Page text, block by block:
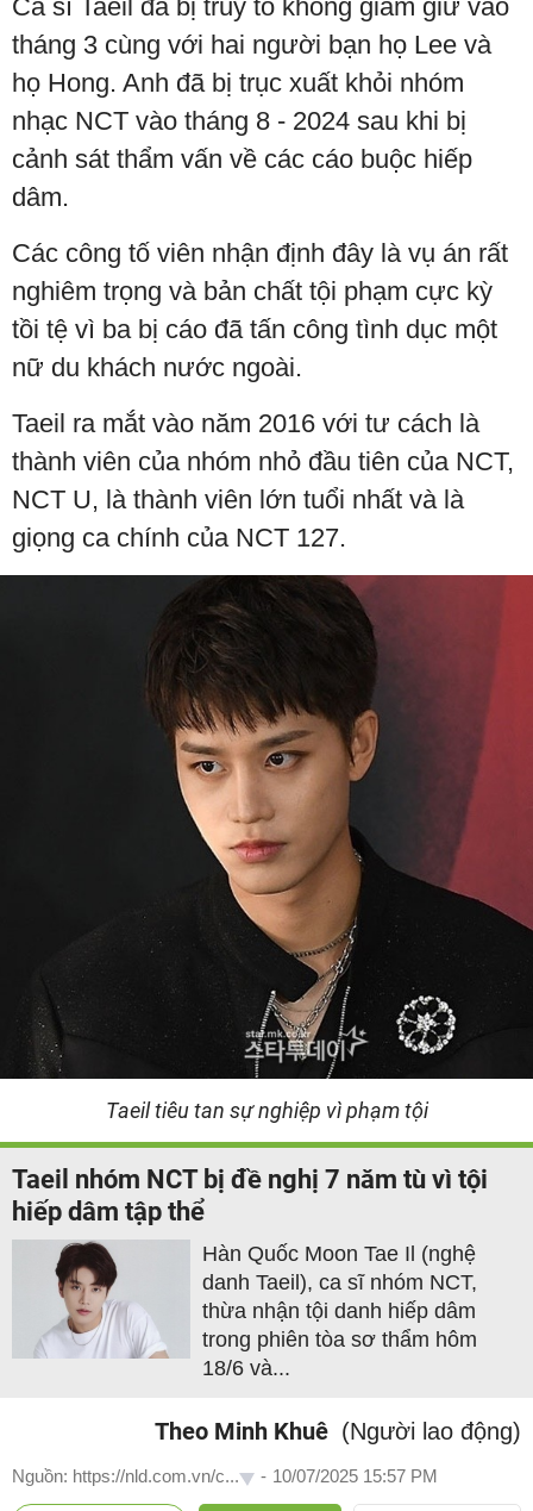
Ca sĩ Taeil đã bị truy tố không giam giữ vào
tháng 3 cùng với hai người bạn họ Lee và
họ Hong. Anh đã bị trục xuất khỏi nhóm
nhạc NCT vào tháng 8 - 2024 sau khi bị
cảnh sát thẩm vấn về các cáo buộc hiếp
dâm.
Các công tố viên nhận định đây là vụ án rất
nghiêm trọng và bản chất tội phạm cực kỳ
tồi tệ vì ba bị cáo đã tấn công tình dục một
nữ du khách nước ngoài.
Taeil ra mắt vào năm 2016 với tư cách là
thành viên của nhóm nhỏ đầu tiên của NCT,
NCT U, là thành viên lớn tuổi nhất và là
giọng ca chính của NCT 127.
Taeil tiêu tan sự nghiệp vì phạm tội
Taeil nhóm NCT bị đề nghị 7 năm tù vì tội
hiếp dâm tập thể
Hàn Quốc Moon Tae Il (nghệ
danh Taeil), ca sĩ nhóm NCT,
thừa nhận tội danh hiếp dâm
trong phiên tòa sơ thẩm hôm
18/6 và...
Theo Minh Khuê (Người lao động)
Nguồn: https://nld.com.vn/c... - 10/07/2025 15:57 PM